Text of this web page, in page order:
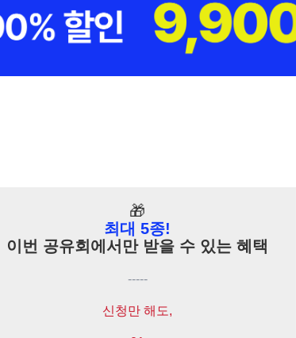
🎁
최대 5종!
이번 공유회에서만 받을 수 있는 혜택
-----
신청만 해도,